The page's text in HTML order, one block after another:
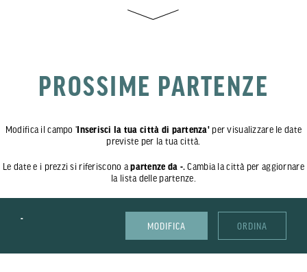
PROSSIME PARTENZE
Modifica il campo ' Inserisci la tua città di partenza' per visualizzare le date
previste per la tua città.
Le date e i prezzi si riferiscono apartenze da -. Cambia la città per aggiornare
la lista delle partenze.
-
MODIFICA ORDINA